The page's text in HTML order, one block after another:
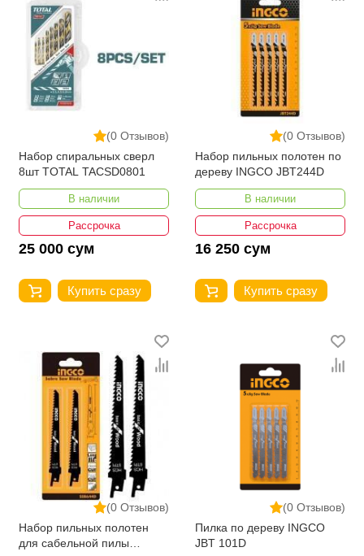
(0 Отзывов)
Набор спиральных сверл
8шт TOTAL TACSD0801
В наличии
Рассрочка
25 000 сум
Купить сразу
(0 Отзывов)
Набор пильных полотен по
дереву INGCO JBT244D
В наличии
Рассрочка
16 250 сум
Купить сразу
(0 Отзывов)
Набор пильных полотен
для сабельной пилы
(0 Отзывов)
Пилка по дереву INGCO
JBT 101D